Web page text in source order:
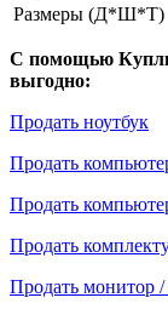
Размеры (Д*Ш*Т)
С помощью
выгодно:
Продать ноутбук
Продать
Продать
Продать
Продать монитор /